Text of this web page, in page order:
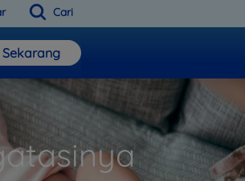
Sekarang
Cari